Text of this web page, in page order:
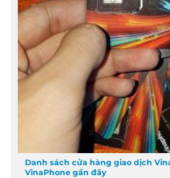
Danh sách cửa hàng giao dịch
VinaPhone gần đây